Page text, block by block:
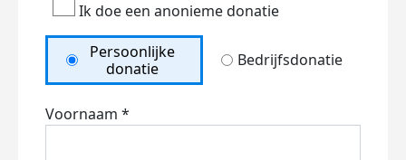
Ik doe een anonieme donatie
Persoonlijke
donatie
Bedrijfsdonatie
Voornaam *